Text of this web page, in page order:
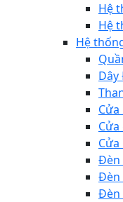
Hệ
Hệ
Hệ
Dây
Cửa
Đèn
Đèn
Đèn